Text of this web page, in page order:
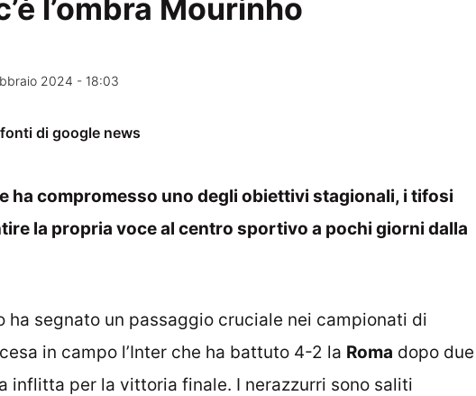
l’ombra Mourinho
2024 - 18:03
di google news
ha compromesso uno degli obiettivi stagionali, i tifosi
la propria voce al centro sportivo a pochi giorni dalla
ha segnato un passaggio cruciale nei campionati di
in campo l’Inter che ha battuto 4-2 la Roma dopo due
inflitta per la vittoria finale. I nerazzurri sono saliti